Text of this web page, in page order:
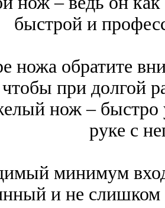
быстрой и
ножа обратите
при долгой
нож – быстро
руке с
минимум
и не